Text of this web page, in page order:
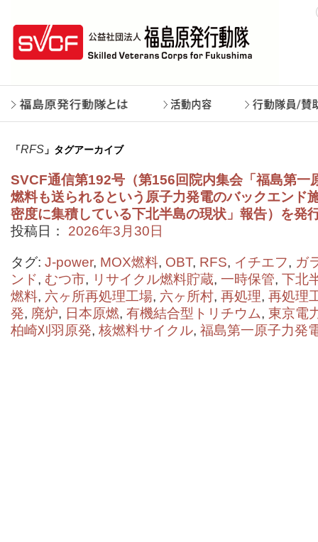
「RFS 」タグアーカイブ
SVCF通信第192号（第156回院内集会「福島第一
燃料も送られるという原子力発電のバックエンド
密度に集積している下北半島の現状」報告）を発
投稿日：
2026年3月30日
タグ: J-power, MOX燃料, OBT, RFS, イチエフ, ガ
ンド, むつ市, リサイクル燃料貯蔵, 一時保管, 下北
燃料, 六ヶ所再処理工場, 六ヶ所村, 再処理, 再処理
発, 廃炉, 日本原燃, 有機結合型トリチウム, 東京電
柏崎刈羽原発, 核燃料サイクル, 福島第一原子力発